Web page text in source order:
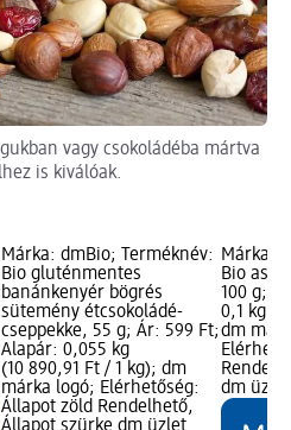
vagy csokoládéba mártva
is kiválóak.
Márka: dmBio; Terméknév:
Bio gluténmentes
banánkenyér bögrés
sütemény étcsokoládé-
cseppekke, 55 g; Ár: 599 Ft;
Alapár: 0,055 kg
(10 890,91 Ft / 1 kg); dm
márka logó; Elérhetőség:
Állapot zöld Rendelhető,
Márka:
Bio
100 g;
0,1 kg
dm
dm